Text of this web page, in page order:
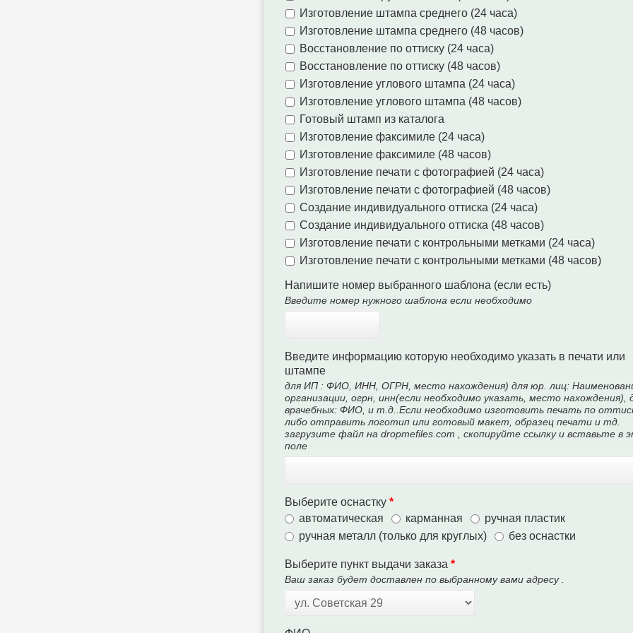
Изготовление штампа среднего (24 часа)
Изготовление штампа среднего (48 часов)
Восстановление по оттиску (24 часа)
Восстановление по оттиску (48 часов)
Изготовление углового штампа (24 часа)
Изготовление углового штампа (48 часов)
Готовый штамп из каталога
Изготовление факсимиле (24 часа)
Изготовление факсимиле (48 часов)
Изготовление печати с фотографией (24 часа)
Изготовление печати с фотографией (48 часов)
Создание индивидуального оттиска (24 часа)
Создание индивидуального оттиска (48 часов)
Изготовление печати с контрольными метками (24 часа)
Изготовление печати с контрольными метками (48 часов)
Напишите номер выбранного шаблона (если есть)
Введите номер нужного шаблона если необходимо
Введите информацию которую необходимо указать в печати или
штампе
для ИП : ФИО, ИНН, ОГРН, место нахождения) для юр. лиц:
организации, огрн, инн(если необходимо указать, место нахождения),
врачебных: ФИО, и т.д..Если необходимо изготовить печать по
либо отправить логотип или готовый макет, образец печати и тд.
загрузите файл на dropmefiles.com , скопируйте ссылку и вставьте в
поле
Выберите оснастку *
автоматическая
карманная
ручная пластик
ручная металл (только для круглых)
без оснастки
Выберите пункт выдачи заказа *
Ваш заказ будет доставлен по выбранному вами адресу .